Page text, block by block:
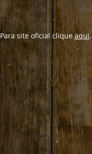
Para site oficial cliqueaqui.